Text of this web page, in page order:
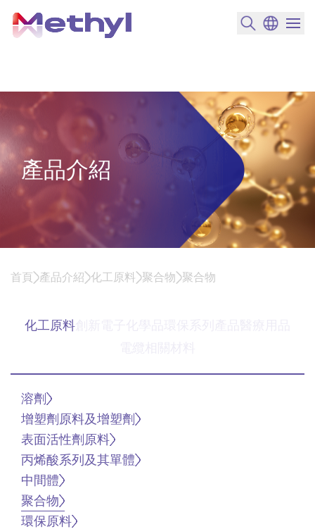
搜尋產品
變更語言
選單
產品介紹
首頁 產品介紹 化工原料 聚合物 聚合物
化工原料
溶劑
增塑劑原料及增塑劑
表面活性劑原料
丙烯酸系列及其單體
中間體
聚合物
環保原料